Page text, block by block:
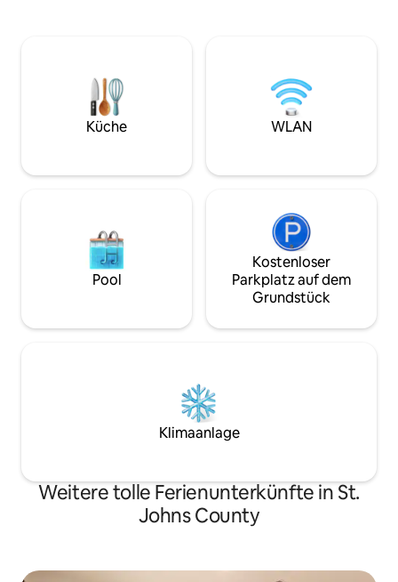
Straße sind inbegriffen. Restaurants,
Bars, Coffeeshops und lokale Favoriten
sind nur wenige Schritte entfernt.
Perfekt für einen romantischen
Besondere Wünsche und Unterkünfte
verfügt. Beginne
frischen Eiern
Hühnern – ein
wurde
Küche WLAN
Pool
Kostenloser
Parkplatz auf dem
Grundstück
Klimaanlage
Weitere tolle Ferienunterkünfte in St.
Johns County